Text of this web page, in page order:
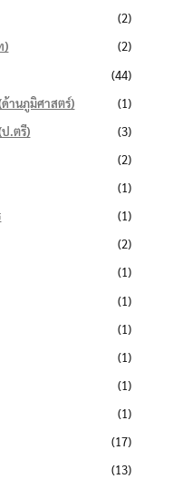
(2)
)
(2)
(44)
านภูมิศาสตร์)
(1)
.ตรี)
(3)
(2)
(1)
(1)
(2)
(1)
(1)
(1)
(1)
(1)
(1)
(17)
(13)